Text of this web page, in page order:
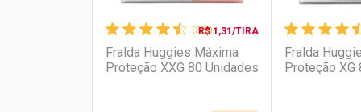
(328)
R$ 1,31/TIRA
Fralda Huggies Máxima
Proteção XXG 80 Unidades
Fralda
Proteção XG